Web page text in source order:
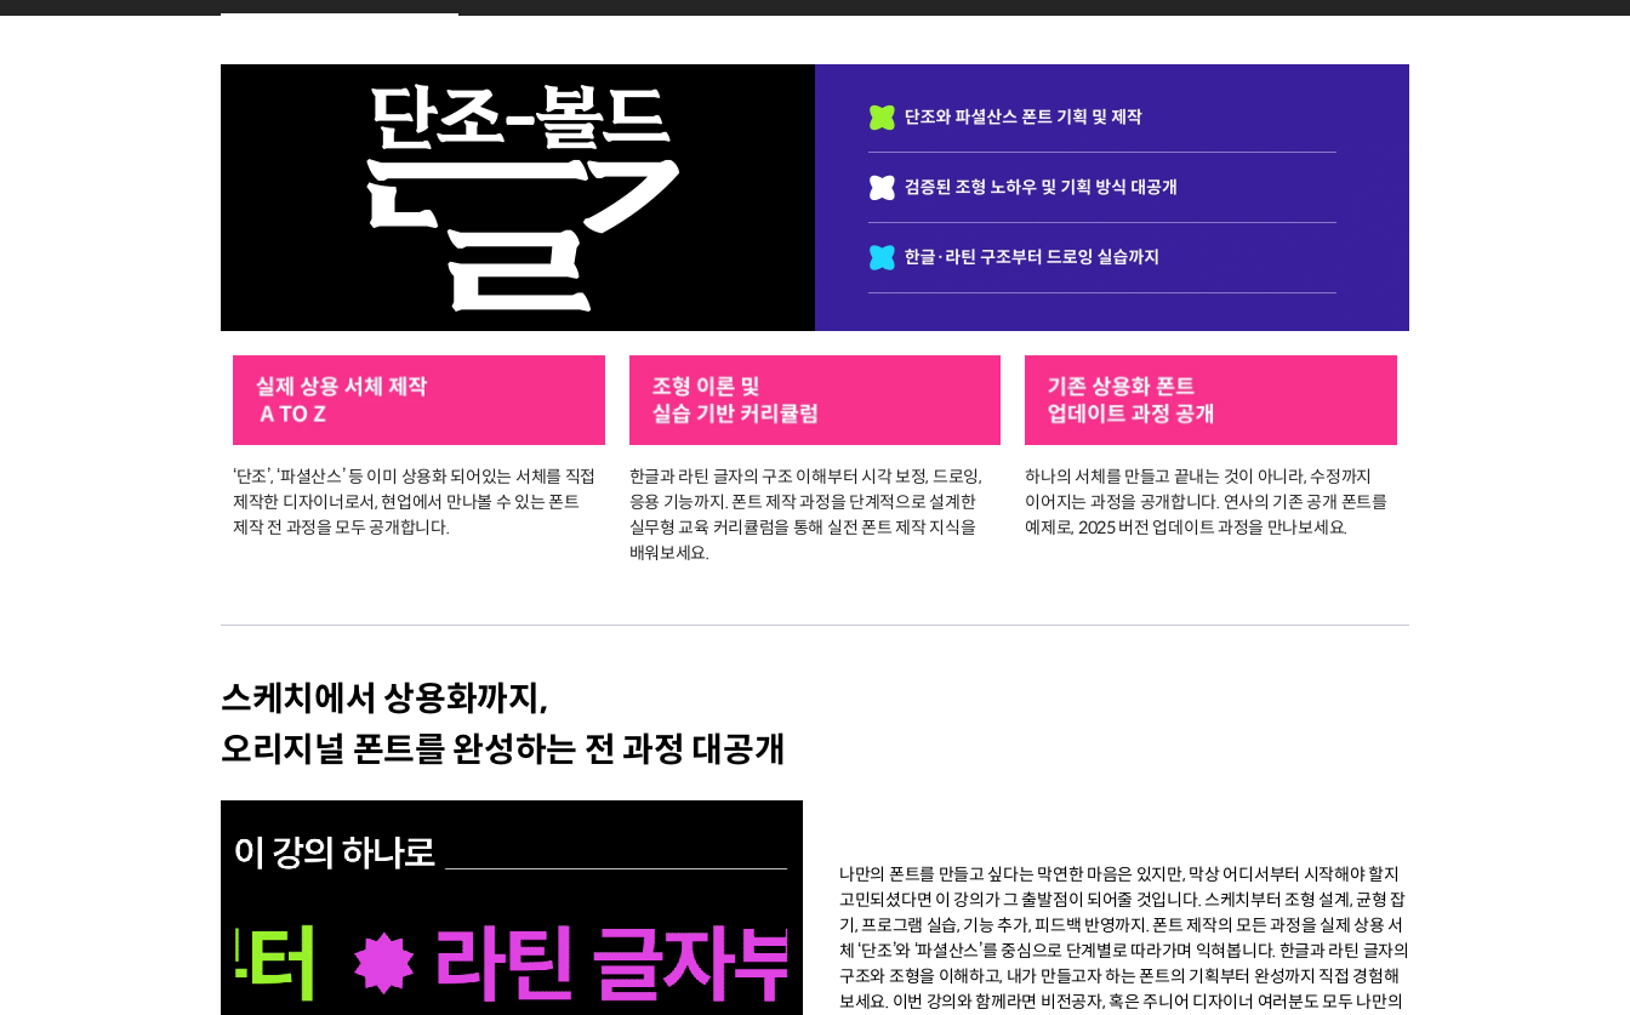
‘단조’, ‘파셜산스’ 등 이미 상용화 되어있는 서체를 직접
제작한 디자이너로서, 현업에서 만나볼 수 있는 폰트
제작 전 과정을 모두 공개합니다.
한글과 라틴 글자의 구조 이해부터 시각 보정, 드로잉,
응용 기능까지. 폰트 제작 과정을 단계적으로 설계한
실무형 교육 커리큘럼을 통해 실전 폰트 제작 지식을
배워보세요.
하나의 서체를 만들고 끝내는 것이 아니라, 수정까지
이어지는 과정을 공개합니다. 연사의 기존 공개 폰트를
예제로, 2025 버전 업데이트 과정을 만나보세요.
스케치에서 상용화까지,
오리지널 폰트를 완성하는 전 과정 대공개
나만의 폰트를 만들고 싶다는 막연한 마음은 있지만, 막상 어디서부터 시작해야 할지
고민되셨다면 이 강의가 그 출발점이 되어줄 것입니다. 스케치부터 조형 설계, 균형 잡
기, 프로그램 실습, 기능 추가, 피드백 반영까지. 폰트 제작의 모든 과정을 실제 상용 서
체 ‘단조’와 ‘파셜산스’를 중심으로 단계별로 따라가며 익혀봅니다. 한글과 라틴 글자의
구조와 조형을 이해하고, 내가 만들고자 하는 폰트의 기획부터 완성까지 직접 경험해
보세요. 이번 강의와 함께라면 비전공자, 혹은 주니어 디자이너 여러분도 모두 나만의